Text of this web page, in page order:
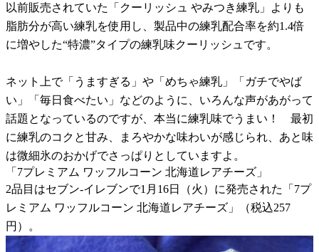
以前販売されていた「クーリッシュ やみつき練乳」よりも
脂肪分が高い練乳を使用し、製品中の練乳配合率を約1.4倍
に増やした“特濃”タイプの練乳味クーリッシュです。
ネット上で「うますぎる」や「めちゃ練乳」「ガチでやば
い」「毎日食べたい」などのように、いろんな声があがって
話題となっているのですが、本当に練乳味でうまい！ 最初
に練乳のコクと甘み、まろやかな味わいが感じられ、あと味
は微細氷のおかげでさっぱりとしていますよ。
「7プレミアム ワッフルコーン 北海道レアチーズ」
2品目はセブン-イレブンで1月16日（火）に発売された「7プ
レミアム ワッフルコーン 北海道レアチーズ」（税込257
円）。